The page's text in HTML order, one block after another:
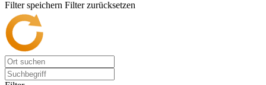
Filter speichern Filter zurücksetzen